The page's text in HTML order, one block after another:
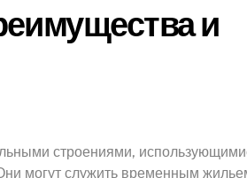
и
строениями,
могут служить временным